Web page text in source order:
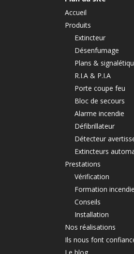
Accueil
Produits
Extincteur
Désenfumage
Plans &
R.I.A & P.I.A
Porte coupe feu
Bloc de secours
Alarme incendie
Défibrillateur
Détecteur
Extincteurs
Prestations
Vérification
Formation incendie
Conseils
Installation
Nos réalisations
Ils nous font